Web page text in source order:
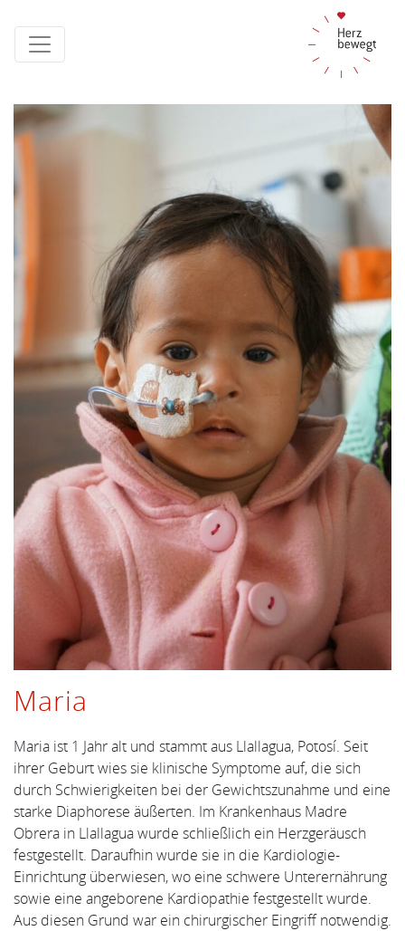
Maria
Maria ist 1 Jahr alt und stammt aus Llallagua, Potosí. Seit
ihrer Geburt wies sie klinische Symptome auf, die sich
durch Schwierigkeiten bei der Gewichtszunahme und eine
starke Diaphorese äußerten. Im Krankenhaus Madre
Obrera in Llallagua wurde schließlich ein Herzgeräusch
festgestellt. Daraufhin wurde sie in die Kardiologie-
Einrichtung überwiesen, wo eine schwere Unterernährung
sowie eine angeborene Kardiopathie festgestellt wurde.
Aus diesen Grund war ein chirurgischer Eingriff notwendig.